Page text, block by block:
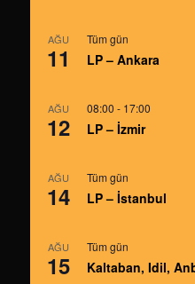
AĞU
11
Tüm gün
LP – Ankara
AĞU
12
08:00 - 17:00
LP – İzmir
AĞU
14
Tüm gün
LP – İstanbul
AĞU
15
Tüm gün
Kaltaban, Idil,